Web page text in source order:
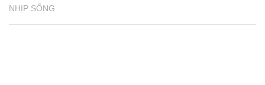
NHỊP SỐNG